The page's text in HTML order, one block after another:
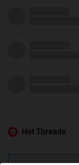
Hot Threads